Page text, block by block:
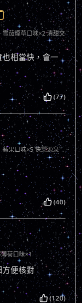
茄煙草口味×2 清甜交
相當快，會一
(77)
果口味×5 快樂源泉 -
(40)
荷口味×1
便核對
(120)